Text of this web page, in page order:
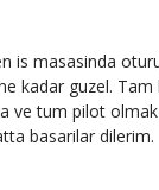
is masasinda
kadar guzel.
ve tum pilot
basarilar dilerim.